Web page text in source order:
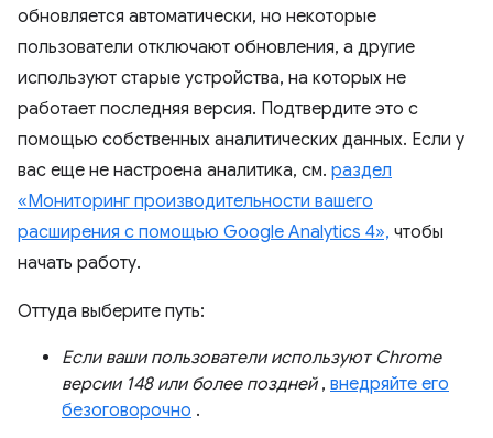
обновляется автоматически, но некоторые
пользователи отключают обновления, а другие
используют старые устройства, на которых не
работает последняя версия. Подтвердите это с
помощью собственных аналитических данных. Если у
вас еще не настроена аналитика, см. раздел
«Мониторинг производительности вашего
расширения с помощью Google Analytics 4», чтобы
начать работу.
Оттуда выберите путь:
Если ваши пользователи используют Chrome
версии 148 или более поздней, внедряйте его
безоговорочно .